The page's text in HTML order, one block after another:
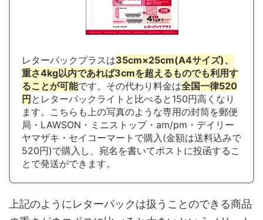
レターパックプラスは35cm×25cm(A4サイズ)、
重さ4kg以内であれば3cmを超えるものでも利用す
ることが可能です。その代わり料金は全国一律520
円とレターパックライトと比べると150円高くなり
ます。こちらも上の写真のような専用の封筒を郵便
局・LAWSON・ミニストップ・am/pm・デイリー
ヤマザキ・セイコーマートで購入(金額は送料込みで
520円)で購入し、宛名を書いてポストに投函するこ
とで発送ができます。
上記のようにレターパックは扱うことのできる商品